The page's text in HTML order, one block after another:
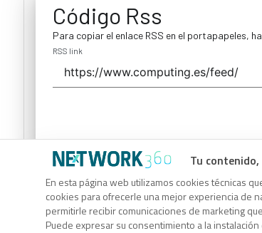
Tu
En esta página web utilizamos cookies técnicas
cookies para ofrecerle una mejor experiencia de
permitirle recibir comunicaciones de marketing
Puede expresar su consentimiento a la
Código Rss
Para copiar el enlace RSS en el portapapeles,
RSS link
Código Rss
Para copiar el enlace RSS en el portapapeles,